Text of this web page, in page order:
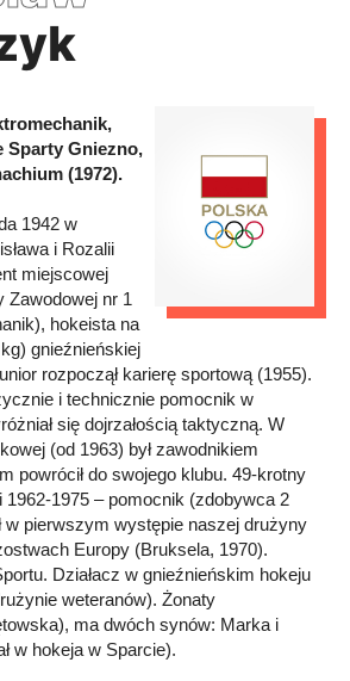
Sparty Gniezno,
(1972).
1942 w
i Rozalii
miejscowej
Zawodowej nr 1
hokeista na
gnieźnieńskiej
rozpoczął karierę sportową (1955).
i technicznie pomocnik w
się dojrzałością taktyczną. W
(od 1963) był zawodnikiem
powrócił do swojego klubu. 49-krotny
1962-1975 – pomocnik (zdobywca 2
w pierwszym występie naszej drużyny
Europy (Bruksela, 1970).
Działacz w gnieźnieńskim hokeju
weteranów). Żonaty
ma dwóch synów: Marka i
w hokeja w Sparcie).